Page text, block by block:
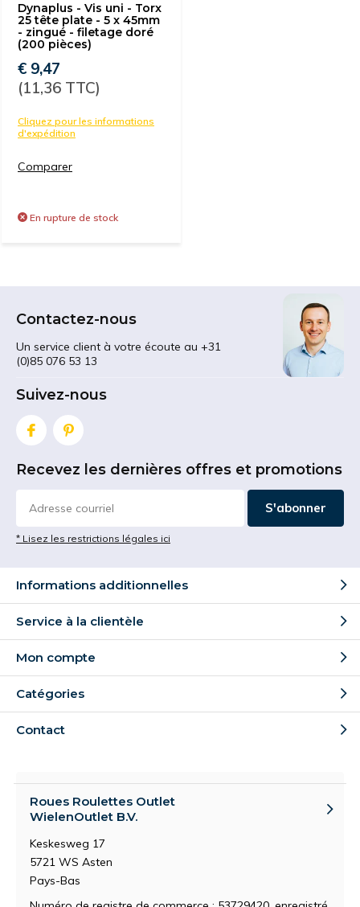
Dynaplus - Vis uni - Torx
25 tête plate - 5 x 45mm
- zingué - filetage doré
(200 pièces)
€ 9,47
(11,36 TTC)
Cliquez pour les informations
d'expédition
Comparer
En rupture de stock
Contactez-nous
Un service client à votre écoute au +31
(0)85 076 53 13
Suivez-nous
Recevez les dernières offres et promotions
S'abonner
* Lisez les restrictions légales ici
Informations additionnelles
Service à la clientèle
Mon compte
Catégories
Contact
Roues Roulettes Outlet
WielenOutlet B.V.
Keskesweg 17
5721 WS Asten
Pays-Bas